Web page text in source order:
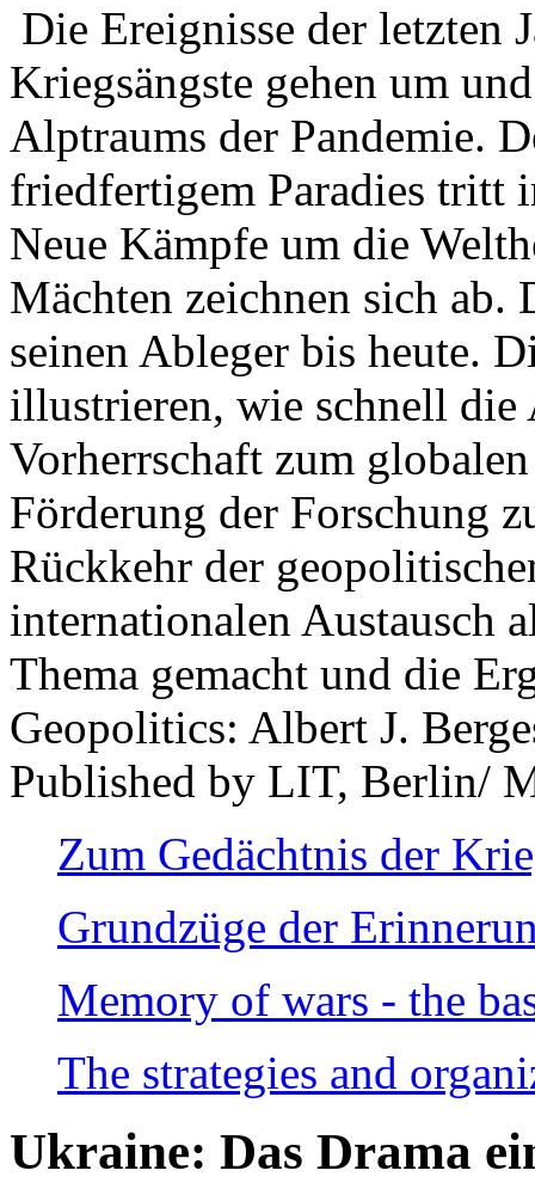
Die Ereignisse der letzten
Kriegsängste gehen um
Alptraums der Pandemie.
friedfertigem Paradies tritt
Neue Kämpfe um die
Mächten zeichnen sich
seinen Ableger bis heute.
illustrieren, wie schnell die
Vorherrschaft zum
Förderung der Forschung
Rückkehr der
internationalen Austausch
Thema gemacht und die
Geopolitics: Albert J.
Published by LIT, Berlin/
Zum Gedächtnis der
Grundzüge der
Memory of wars - the
The strategies and
Ukraine: Das Drama